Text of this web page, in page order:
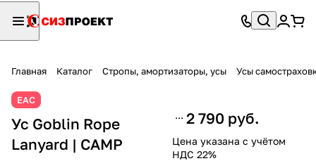
Главная Каталог Стропы, амортизаторы, усы Усы
ЕАС
Ус Goblin Rope
Lanyard | CAMP
2 790 руб.
Цена указана с учётом
НДС 22%